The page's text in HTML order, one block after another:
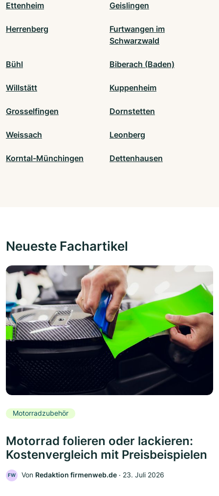
Ettenheim Geislingen
Herrenberg
Furtwangen im
Schwarzwald
Bühl Biberach (Baden)
Willstätt Kuppenheim
Grosselfingen Dornstetten
Weissach Leonberg
Korntal-Münchingen Dettenhausen
Neueste Fachartikel
Motorradzubehör
Motorrad folieren oder lackieren:
Kostenvergleich mit Preisbeispielen
FW Von Redaktion firmenweb.de ‧ 23. Juli 2026